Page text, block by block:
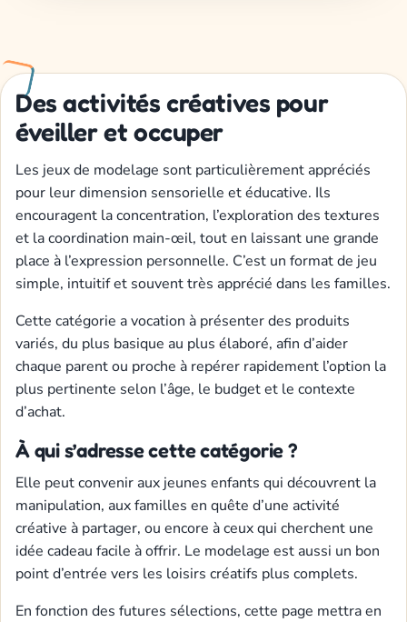
Des activités créatives pour
éveiller et occuper
Les jeux de modelage sont particulièrement appréciés
pour leur dimension sensorielle et éducative. Ils
encouragent la concentration, l’exploration des textures
et la coordination main-œil, tout en laissant une grande
place à l’expression personnelle. C’est un format de jeu
simple, intuitif et souvent très apprécié dans les familles.
Cette catégorie a vocation à présenter des produits
variés, du plus basique au plus élaboré, afin d’aider
chaque parent ou proche à repérer rapidement l’option la
plus pertinente selon l’âge, le budget et le contexte
d’achat.
À qui s’adresse cette catégorie ?
Elle peut convenir aux jeunes enfants qui découvrent la
manipulation, aux familles en quête d’une activité
créative à partager, ou encore à ceux qui cherchent une
idée cadeau facile à offrir. Le modelage est aussi un bon
point d’entrée vers les loisirs créatifs plus complets.
En fonction des futures sélections, cette page mettra en